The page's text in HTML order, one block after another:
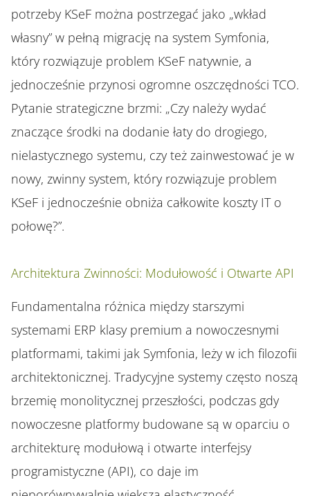
potrzeby KSeF można postrzegać jako „wkład
własny” w pełną migrację na system Symfonia,
który rozwiązuje problem KSeF natywnie, a
jednocześnie przynosi ogromne oszczędności TCO.
Pytanie strategiczne brzmi: „Czy należy wydać
znaczące środki na dodanie łaty do drogiego,
nielastycznego systemu, czy też zainwestować je w
nowy, zwinny system, który rozwiązuje problem
KSeF i jednocześnie obniża całkowite koszty IT o
połowę?”.
Architektura Zwinności: Modułowość i Otwarte API
Fundamentalna różnica między starszymi
systemami ERP klasy premium a nowoczesnymi
platformami, takimi jak Symfonia, leży w ich filozofii
architektonicznej. Tradycyjne systemy często noszą
brzemię monolitycznej przeszłości, podczas gdy
nowoczesne platformy budowane są w oparciu o
architekturę modułową i otwarte interfejsy
programistyczne (API), co daje im